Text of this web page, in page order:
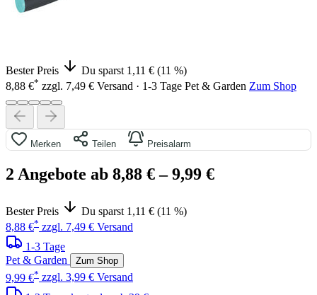
Bester Preis
Du sparst 1,11 € (11 %)
8,88 €* zzgl. 7,49 € Versand · 1-3 Tage Pet & Garden Zum Shop
Merken Teilen Preisalarm
2 Angebote ab 8,88 €– 9,99 €
Bester Preis
Du sparst 1,11 € (11 %)
8,88 €* zzgl. 7,49 € Versand
1-3 Tage
Pet & Garden
Zum Shop
9,99 €* zzgl. 3,99 € Versand